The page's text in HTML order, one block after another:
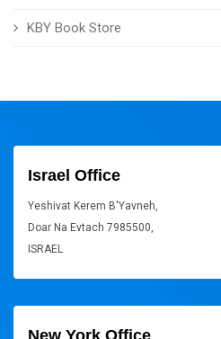
KBY Book Store
Israel Office
Yeshivat Kerem B'Yavneh,
Doar Na Evtach 7985500,
ISRAEL
New York Office